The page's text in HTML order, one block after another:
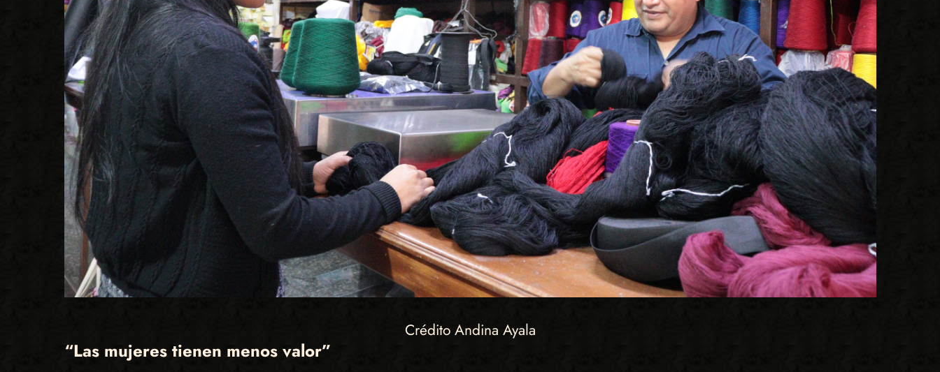
Crédito Andina Ayala
“Las mujeres tienen menos valor”